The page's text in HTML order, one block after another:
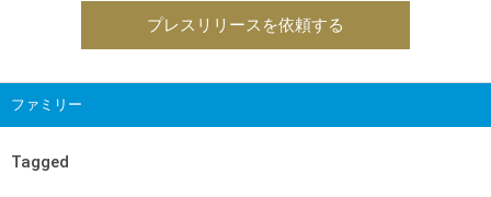
プレスリリースを依頼する
ファミリー
Tagged